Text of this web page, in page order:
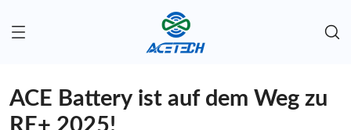
ACE Battery ist auf dem Weg zu